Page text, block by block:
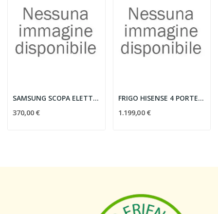
SAMSUNG SCOPA ELETT. RICAR. 60 MINUTI DISPLAY LCD
370,00 €
FRIGO HISENSE 4 PORTE, NO FROST, CLASSE ENERG....
1.199,00 €